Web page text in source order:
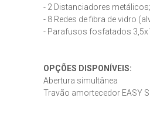
- 2 Distanciadores metálicos;
- 8 Redes de fibra de vidro
- Parafusos fosfatados
OPÇÕES DISPONÍVEIS:
Abertura simultânea
Travão amortecedor EASY